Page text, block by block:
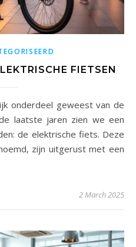
FIETSEN
laatste jaren zien we een
de elektrische fiets. Deze
zijn uitgerust met een
2 March 2025